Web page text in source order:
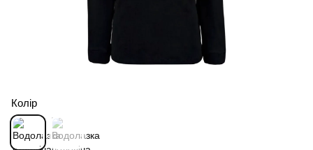
Колір